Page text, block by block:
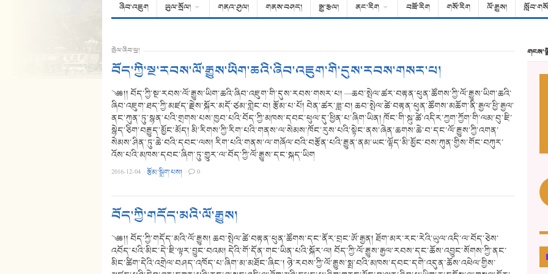
ཞིབ་འཇུག ཡུལ་སྲོལ། གནའ་ཤུལ། གནས་བཤད། སྒྱུ་རྩལ། ནང་རིག བཟོ་རིག གསོ་རིག ལོ་རྒྱུས།
སྤེལ་ཞིབ་ཕྲ།
བོད་ཀྱི་སྔ་རབས་ལོ་རྒྱུས་ཡིག་ཆའི་ཞིབ་འཇུག་གི་དུས་རབས་གསར་པ།
༄༅།། བོད་ཀྱི་སྔ་རབས་ལོ་རྒྱུས་ཡིག་ཆའི་ཞིབ་འཇུག་གི་དུས་རབས་གསར་པ། —ཆབ་སྤེལ་ཚར་བརྟན་ཕུན་ཚོགས་ཀྱི་ལོ་རྒྱུས་ཡིག་ཆའི་
ཞིབ་འཇུག་ཐད་ཀྱི་མཛད་རྗེས་སྐོར་མདོ་ཙམ་གླེང་བ། རྩོམ་པ་པོ། བེན་ཚར་ཟླ་བ། ཆབ་སྤེལ་ཚེ་བརྟན་ཕུན་ཚོགས་མཆོག་ནི་རྒྱལ་ཕྱི་རྒྱལ་
ནང་ཀུན་ཏུ་སྙན་པའི་གྲགས་པས་ཁྱབ་པའི་བོད་ཀྱི་མཁས་དབང་ཕུལ་དུ་ཕྱིན་པ་ཞིག་ཡིན། ཁོང་གི་སྐུ་ཚེ་འདིར་ཀྱག་ཀྱོག་གི་ལམ་བུ་ཇི་
སྙེད་ཅིག་བརྒྱུད་མྱོང་མོད། མི་རིགས་ཀྱི་རིག་པའི་གནས་ལ་སེམས་ཁོང་རུས་པའི་སྟེང་ནས་ཞེན་ཆགས་ཆེ་བ་དང་ལོ་རྒྱུས་ཀྱི་འགན་
སེམས་ཤིན་ཏུ་ཆེ་བའི་དབང་ལས། རིག་པའི་གནས་ལ་གཞོལ་བའི་བརྩོན་པའི་རྒྱུན་ནམ་ཡང་ལྷོད་མི་མྱོང་བས་ཀུན་གྱིས་གོང་བཀུར་
འོས་པའི་མཁས་དབང་ཞིག་ཏུ་གྱུར་ལ་བོད་ཀྱི་ལོ་རྒྱུས་དང་སྐད་ཡིག
2016-12-04 ·རྩོམ་སྒྲིག་པས། · 0
བོད་ཀྱི་གདོད་མའི་ལོ་རྒྱུས།
༄༅།། བོད་ཀྱི་གདོད་མའི་ལོ་རྒྱུས། ཆབ་སྤེལ་ཚེ་བརྟན་ཕུན་ཚོགས་དང་ནོར་བྲང་ཨོ་རྒྱན། ཐོག་མར་རང་རེའི་ཡུལ་འདི་ལ་བོད་ཅེས་
འབོད་པའི་མིང་དེ་ཇི་ལྟར་བྱུང་བའམ། དེའི་གོ་དོན་གང་ཡིན་པའི་སྐོར་ལ། བོད་ཀྱི་ལོ་རྒྱུས་རྒྱལ་རབས་དང་ཆོས་འབྱུང་སོགས་ཀྱི་ནང་
མིང་ཚིག་དེའི་འགྲེལ་བཤད་འཁོད་པ་ཞིག་མ་མཐོང་ཞིང་། ཉེ་རབས་ཀྱི་ལོ་རྒྱུས་སྨྲ་བའི་མཁས་དབང་དགེ་འདུན་ཆོས་འཕེལ་གྱིས་